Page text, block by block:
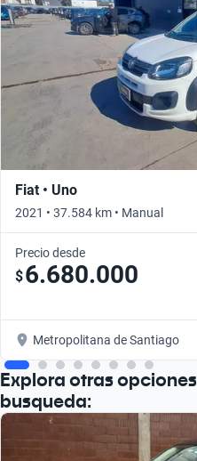
Fiat • Uno
2021 • 37.584 km • Manual
Precio desde
$6.680.000
Metropolitana de Santiago
Explora otras
busqueda: